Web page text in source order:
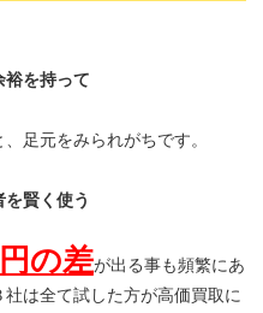
裕を持って
足元をみられがちです。
賢く使う
の差が出る事も頻繁にあ
は全て試した方が高価買取に